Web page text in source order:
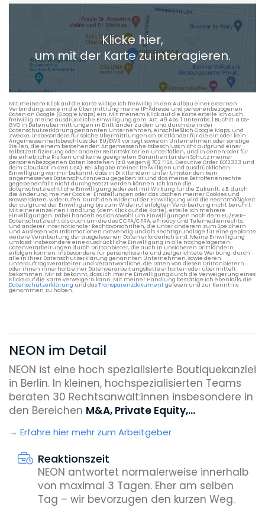
Heimatadresse oder Wunschort
+ Aktuellen Standort hinzufügen
Die berechneten Anreisezeiten basieren auf den
Verkehrsdaten eines typischen Dienstag morgens um 8:30.
Klicke hier,
um mit der Karte zu interagieren.
Mit meinem Klick auf die Karte willige ich freiwillig in den Aufbau einer externen
Verbindung, sowie in die Übermittlung meine IP-Adresse und personenbezogenen
Daten an Google (Google Maps) ein. Mit meinem Klick auf die Karte erteile ich auch
freiwillig meine ausdrückliche Einwilligung gem. Art. 49 Abs. 1 Unterabs. 1 Buchst. a DS-
GVO in Datenübermittlungen in Drittländer zu den und durch die in der
Datenschutzerklärung genannten Unternehmen, einschließlich Google Maps, und
Zwecke, insbesondere für solche Übermittlungen an Drittländer für die ein oder kein
Angemessenheitsbeschluss der EU/EWR vorliegt sowie an Unternehmen oder sonstige
Stellen, die einem bestehenden Angemessenheitsbeschluss nicht aufgrund einer
Selbstzertifizierung oder anderer Beitrittskriterien unterfallen, und in denen oder für
die erhebliche Risiken und keine geeigneten Garantien für den Schutz meiner
personenbezogenen Daten bestehen (z.B. wegen § 702 FISA, Executive Order EO12333 und
dem CloudAct in den USA). Bei Abgabe meiner freiwilligen und ausdrücklichen
Einwilligung war mir bekannt, dass in Drittländern unter Umständen kein
angemessenes Datenschutzniveau gegeben ist und das meine Betroffenenrechte
gegebenenfalls nicht durchgesetzt werden können. Ich kann die
datenschutzrechtliche Einwilligung jederzeit mit Wirkung für die Zukunft, z.B. durch
die Änderung meiner Cookie-Einstellungen oder das Löschen meiner Cookies und
Browserdaten, widerrufen. Durch den Widerruf der Einwilligung wird die Rechtmäßigkeit
der aufgrund der Einwilligung bis zum Widerruf erfolgten Verarbeitung nicht berührt.
Mit einer einzelnen Handlung (dem Klick auf die Karte), erteile ich mehrere
Einwilligungen. Dabei handelt es sich sowohl um Einwilligungen nach dem EU/EWR-
Datenschutzrecht als auch um die des CCPA/CPRA, ePrivacy und Telemedienrechts,
und anderer internationaler Rechtsvorschriften, die unter anderem zum Speichern
und Auslesen von Informationen notwendig und als Rechtsgrundlage für eine geplante
weitere Verarbeitung der ausgelesenen Daten erforderlich sind. Meine Einwilligung
umfasst insbesondere eine ausdrückliche Einwilligung in alle nachgelagerten
Datenverarbeitungen durch Drittanbieter, die auch in unsicheren Drittländern
erfolgen können, insbesondere für personalisierte und zielgerichtete Werbung, durch
alle in ihrer Datenschutzerklärung genannten Unternehmen, sowie deren
Unterauftragsverarbeiter und Verantwortliche, die Daten von diesen Drittanbietern
oder ihnen innerhalb einer Datenverarbeitungskette erhalten oder übermittelt
bekommen. Mir ist bekannt, dass ich meine Einwilligung durch die Verweigerung eines
Klicks auf die Karte verweigern kann. Mit meiner Handlung bestätige ich ebenfalls, die
Datenschutzerklärung und dasTransparenzdokumentgelesen und zur Kenntnis
genommen zu haben.
NEON im Detail
NEON ist eine hoch spezialisierte Boutiquekanzlei
in Berlin. In kleinen, hochspezialisierten Teams
beraten 30 Rechtsanwält:innen insbesondere in
den Bereichen M&A, Private Equity,...
Erfahre hier mehr zum Arbeitgeber
Reaktionszeit
NEON antwortet normalerweise innerhalb
von maximal 3 Tagen. Eher am selben
Tag – wir bevorzugen den kurzen Weg.